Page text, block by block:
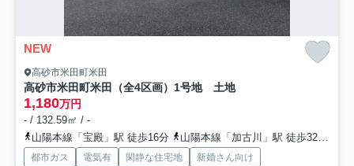
NEW
高砂市米田町米田
高砂市米田町米田（全4区画）1号地 土地
1,180万円
- / 132.59㎡ / -
山陽本線「宝殿」駅 徒歩16分
山陽本線「加古川」駅 徒歩32分
都市ガス 電気有 閑静な住宅地
新婚さん向け